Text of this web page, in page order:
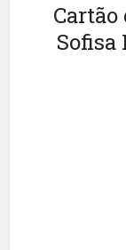
Cartão
Sofisa